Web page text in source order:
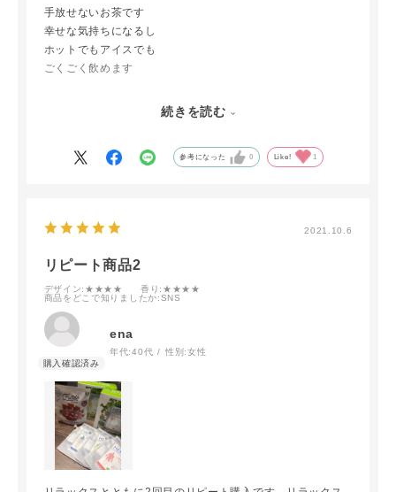
手放せないお茶です
幸せな気持ちになるし
ホットでもアイスでも
ごくごく飲めます
続きを読む
参考になった 0 Like! 1
2021.10.6
リピート商品2
デザイン:★★★★ 香り :★★★★
商品をどこで知りましたか:SNS
ena
年代:40代 性別:女性